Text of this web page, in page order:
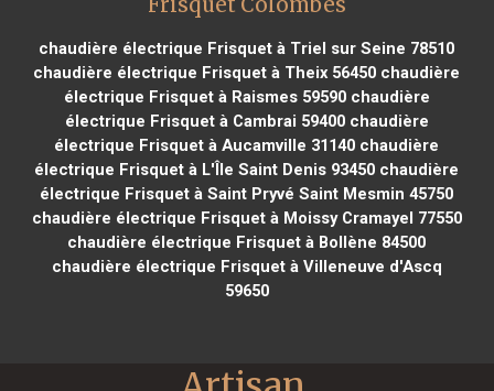
chaudière électrique Frisquet à Triel sur Seine 78510
chaudière électrique Frisquet à Theix 56450 chaudière
électrique Frisquet à Raismes 59590chaudière
électrique Frisquet à Cambrai 59400chaudière
électrique Frisquet à Aucamville 31140 chaudière
électrique Frisquet à L'Île Saint Denis 93450 chaudière
électrique Frisquet à Saint Pryvé Saint Mesmin 45750
chaudière électrique Frisquet à Moissy Cramayel 77550
chaudière électrique Frisquet à Bollène 84500
chaudière électrique Frisquet à Villeneuve d'Ascq
59650